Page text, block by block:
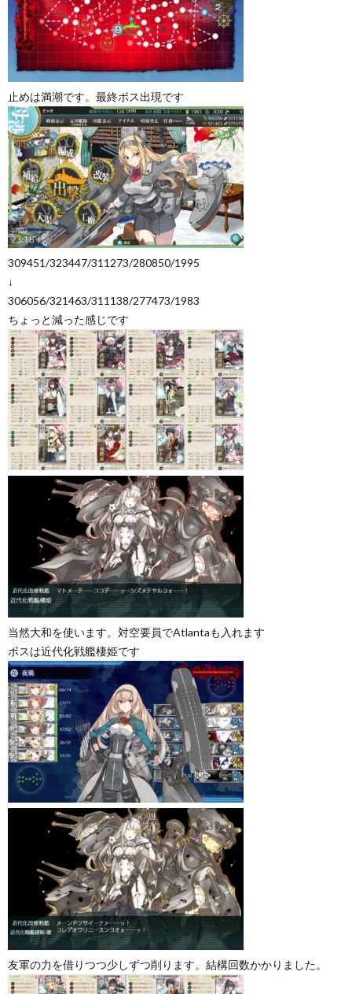
止めは満潮です。最終ボス出現です
309451/323447/311273/280850/1995
↓
306056/321463/311138/277473/1983
ちょっと減った感じです
当然大和を使います。対空要員でAtlantaも入れます
ボスは近代化戦艦棲姫です
友軍の力を借りつつ少しずつ削ります。結構回数かかりました。